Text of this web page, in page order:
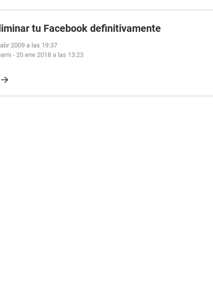
tu Facebook definitivamente
2009 a las 19:37
- 20 ene 2018 a las 13:23